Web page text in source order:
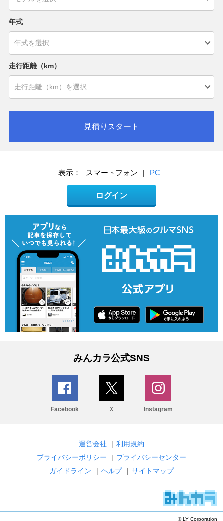
年式
走行距離（km）
見積りスタート
表示： スマートフォン | PC
ログイン
みんカラ公式SNS
Facebook X Instagram
運営会社 | 利用規約
プライバシーポリシー
| プライバシーセンター
ガイドライン
| ヘルプ | サイトマップ
© LY Corporation